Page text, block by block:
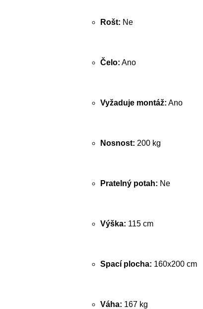
Rošt: Ne
Čelo: Ano
Vyžaduje montáž: Ano
Nosnost: 200 kg
Pratelný potah: Ne
Výška: 115 cm
Spací plocha: 160x200 cm
Váha: 167 kg